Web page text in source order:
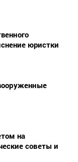
юристки
на
советы и